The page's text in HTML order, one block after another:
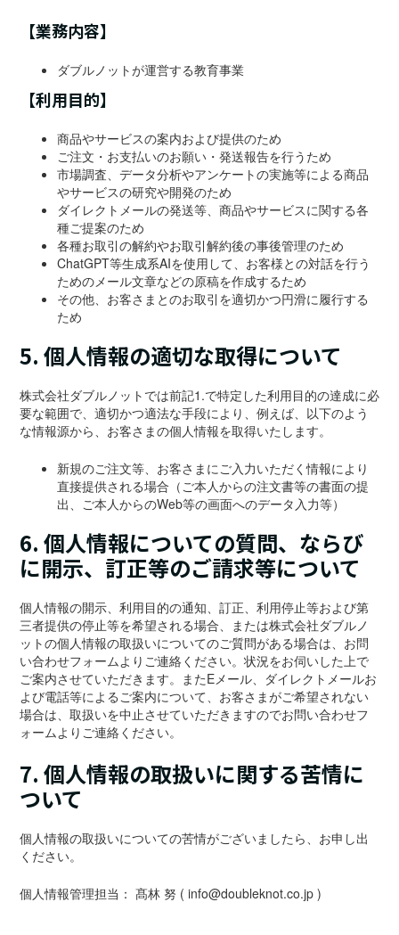
【業務内容】
ダブルノットが運営する教育事業
【利用目的】
商品やサービスの案内および提供のため
ご注文・お支払いのお願い・発送報告を行うため
市場調査、データ分析やアンケートの実施等による商品
やサービスの研究や開発のため
ダイレクトメールの発送等、商品やサービスに関する各
種ご提案のため
各種お取引の解約やお取引解約後の事後管理のため
ChatGPT等生成系AIを使用して、お客様との対話を行う
ためのメール文章などの原稿を作成するため
その他、お客さまとのお取引を適切かつ円滑に履行する
ため
5. 個人情報の適切な取得について
株式会社ダブルノットでは前記1.で特定した利用目的の達成に必
要な範囲で、適切かつ適法な手段により、例えば、以下のよう
な情報源から、お客さまの個人情報を取得いたします。
新規のご注文等、お客さまにご入力いただく情報により
直接提供される場合（ご本人からの注文書等の書面の提
出、ご本人からのWeb等の画面へのデータ入力等）
6. 個人情報についての質問、ならび
に開示、訂正等のご請求等について
個人情報の開示、利用目的の通知、訂正、利用停止等および第
三者提供の停止等を希望される場合、または株式会社ダブルノ
ットの個人情報の取扱いについてのご質問がある場合は、お問
い合わせフォームよりご連絡ください。状況をお伺いした上で
ご案内させていただきます。またEメール、ダイレクトメールお
よび電話等によるご案内について、お客さまがご希望されない
場合は、取扱いを中止させていただきますのでお問い合わせフ
ォームよりご連絡ください。
7. 個人情報の取扱いに関する苦情に
ついて
個人情報の取扱いについての苦情がございましたら、お申し出
ください。
個人情報管理担当： 髙林 努 ( info@doubleknot.co.jp )